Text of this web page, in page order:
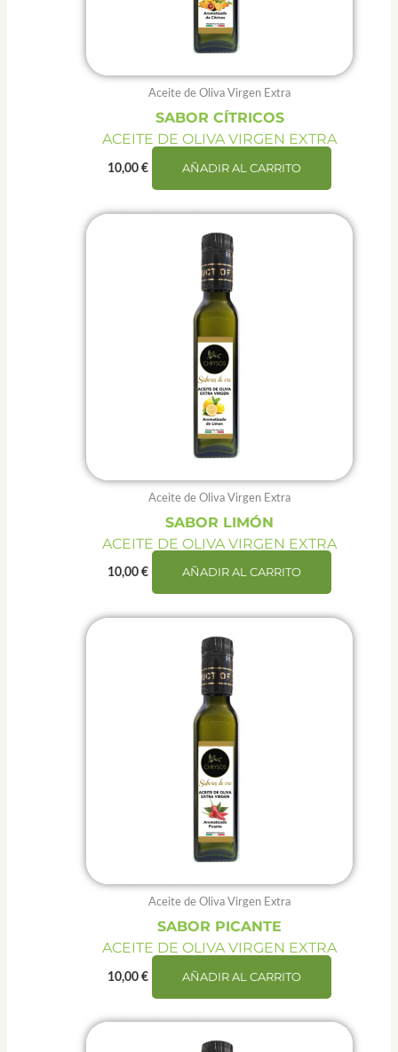
Aceite de Oliva Virgen Extra
SABOR CÍTRICOS
ACEITE DE OLIVA VIRGEN EXTRA
10,00€ AÑADIR AL CARRITO
Aceite de Oliva Virgen Extra
SABOR LIMÓN
ACEITE DE OLIVA VIRGEN EXTRA
10,00€ AÑADIR AL CARRITO
Aceite de Oliva Virgen Extra
SABOR PICANTE
ACEITE DE OLIVA VIRGEN EXTRA
10,00€ AÑADIR AL CARRITO